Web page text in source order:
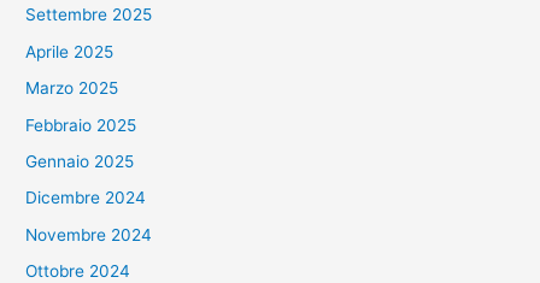
Settembre 2025
Aprile 2025
Marzo 2025
Febbraio 2025
Gennaio 2025
Dicembre 2024
Novembre 2024
Ottobre 2024